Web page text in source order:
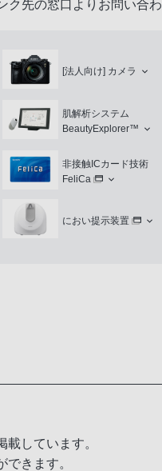
先の窓口よりお問い合わ
[法人向け] カメラ
肌解析システム
BeautyExplorer™
非接触ICカード技術
FeliCa
におい提示装置
しています。
きます。